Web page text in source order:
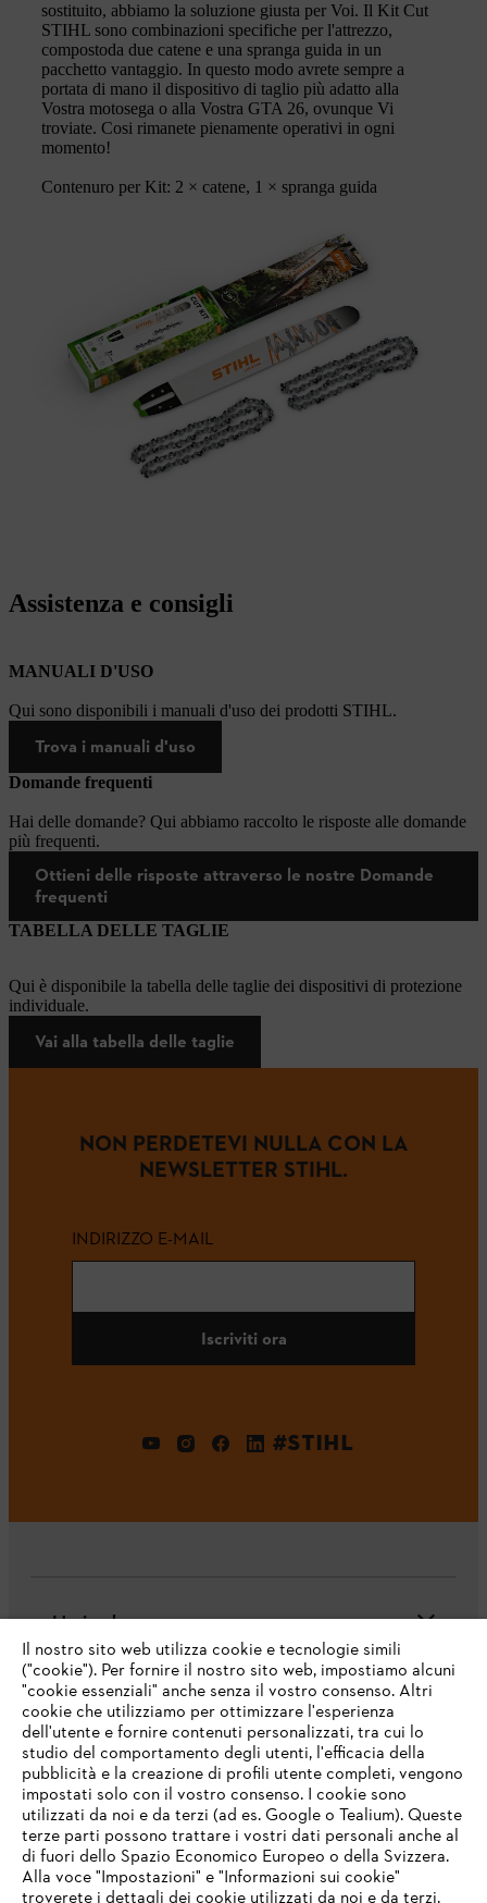
sostituito, abbiamo la soluzione giusta per Voi. Il Kit Cut
STIHL sono combinazioni specifiche per l'attrezzo,
compostoda due catene e una spranga guida in un
pacchetto vantaggio. In questo modo avrete sempre a
portata di mano il dispositivo di taglio più adatto alla
Vostra motosega o alla Vostra GTA 26, ovunque Vi
troviate. Cosi rimanete pienamente operativi in ogni
momento!
Contenuro per Kit: 2 × catene, 1 × spranga guida
Assistenza e consigli
MANUALI D'USO
Qui sono disponibili i manuali d'uso dei prodotti STIHL.
Trova i manuali d'uso
Domande frequenti
Hai delle domande? Qui abbiamo raccolto le risposte alle domande
più frequenti.
Ottieni delle risposte attraverso le nostre Domande
frequenti
TABELLA DELLE TAGLIE
Qui è disponibile la tabella delle taglie dei dispositivi di protezione
individuale.
Vai alla tabella delle taglie
NON PERDETEVI NULLA CON LA
NEWSLETTER STIHL.
INDIRIZZO E-MAIL
Iscriviti ora
#STIHL
L'azienda
Domande frequenti
Assistenza
IHR BROWSER WIRD NICHT
UNTERSTÜTZT
Il nostro sito web utilizza cookie e tecnologie simili
("cookie"). Per fornire il nostro sito web, impostiamo alcuni
"cookie essenziali" anche senza il vostro consenso. Altri
cookie che utilizziamo per ottimizzare l'esperienza
dell'utente e fornire contenuti personalizzati, tra cui lo
studio del comportamento degli utenti, l'efficacia della
pubblicità e la creazione di profili utente completi, vengono
impostati solo con il vostro consenso. I cookie sono
utilizzati da noi e da terzi (ad es. Google o Tealium). Queste
terze parti possono trattare i vostri dati personali anche al
di fuori dello Spazio Economico Europeo o della Svizzera.
Alla voce "Impostazioni" e "Informazioni sui cookie"